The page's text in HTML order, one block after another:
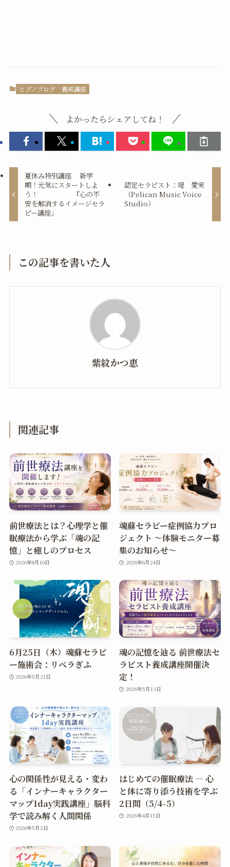
ヒプノブログ 養成講座
よかったらシェアしてね！
夏休み特別講座 新学
期！元気にスタートしよ
う！ 『心の不
安を解消するイメージセラ
ピー講座」
認定セラピスト：堤 愛実
（Pelican Music Voice
Studio）
この記事を書いた人
紫紋かつ恵
関連記事
前世療法とは？心理学と催
眠療法から学ぶ「魂の記
憶」と癒しのプロセス
2026年8月10日
魂蘇セラピー症例協力プロ
ジェクト ～体験モニター募
集のお知らせ～
2026年6月24日
6月25日（木）魂蘇セラピ
ー施術会：リベラぎふ
2026年5月21日
魂の記憶を辿る 前世療法セ
ラピスト養成講座開催決
定！
2026年5月13日
心の関係性が見える・変わ
る「インナーキャラクター
マップ1day実践講座」脳科
学で読み解く人間関係
2026年5月2日
はじめての催眠療法 ― 心
と体に寄り添う技術を学ぶ
2日間（5/4-5）
2026年4月15日